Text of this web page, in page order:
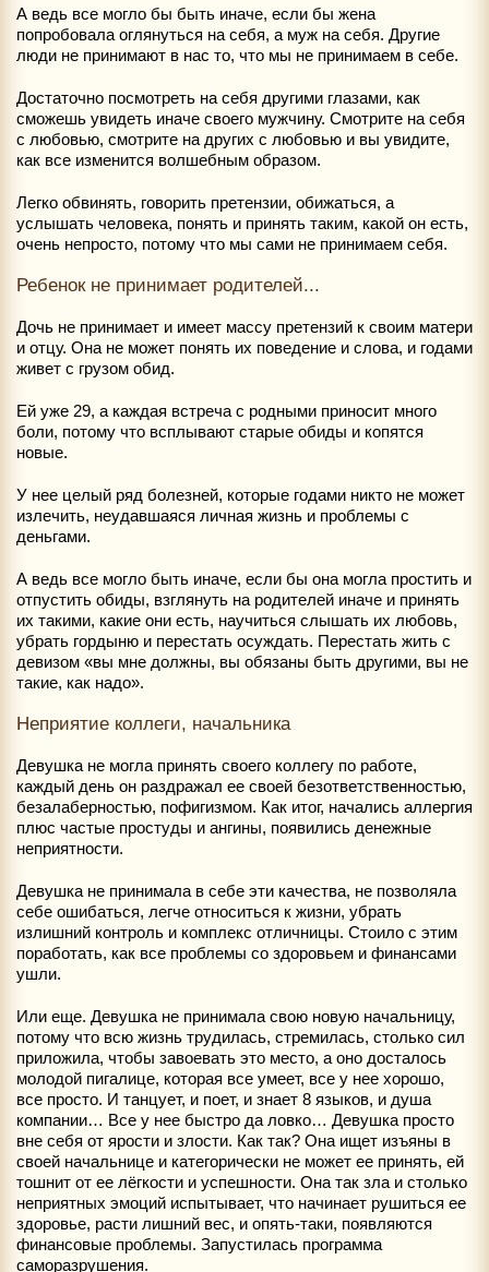
А ведь все могло бы быть иначе, если бы жена
попробовала оглянуться на себя, а муж на себя. Другие
люди не принимают в нас то, что мы не принимаем в себе.
Достаточно посмотреть на себя другими глазами, как
сможешь увидеть иначе своего мужчину. Смотрите на себя
с любовью, смотрите на других с любовью и вы увидите,
как все изменится волшебным образом.
Легко обвинять, говорить претензии, обижаться, а
услышать человека, понять и принять таким, какой он есть,
очень непросто, потому что мы сами не принимаем себя.
Ребенок не принимает родителей...
Дочь не принимает и имеет массу претензий к своим матери
и отцу. Она не может понять их поведение и слова, и годами
живет с грузом обид.
Ей уже 29, а каждая встреча с родными приносит много
боли, потому что всплывают старые обиды и копятся
новые.
У нее целый ряд болезней, которые годами никто не может
излечить, неудавшаяся личная жизнь и проблемы с
деньгами.
А ведь все могло быть иначе, если бы она могла простить и
отпустить обиды, взглянуть на родителей иначе и принять
их такими, какие они есть, научиться слышать их любовь,
убрать гордыню и перестать осуждать. Перестать жить с
девизом «вы мне должны, вы обязаны быть другими, вы не
такие, как надо».
Неприятие коллеги, начальника
Девушка не могла принять своего коллегу по работе,
каждый день он раздражал ее своей безответственностью,
безалаберностью, пофигизмом. Как итог, начались аллергия
плюс частые простуды и ангины, появились денежные
неприятности.
Девушка не принимала в себе эти качества, не позволяла
себе ошибаться, легче относиться к жизни, убрать
излишний контроль и комплекс отличницы. Стоило с этим
поработать, как все проблемы со здоровьем и финансами
ушли.
Или еще. Девушка не принимала свою новую начальницу,
потому что всю жизнь трудилась, стремилась, столько сил
приложила, чтобы завоевать это место, а оно досталось
молодой пигалице, которая все умеет, все у нее хорошо,
все просто. И танцует, и поет, и знает 8 языков, и душа
компании… Все у нее быстро да ловко… Девушка просто
вне себя от ярости и злости. Как так? Она ищет изъяны в
своей начальнице и категорически не может ее принять, ей
тошнит от ее лёгкости и успешности. Она так зла и столько
неприятных эмоций испытывает, что начинает рушиться ее
здоровье, расти лишний вес, и опять-таки, появляются
финансовые проблемы. Запустилась программа
саморазрушения.